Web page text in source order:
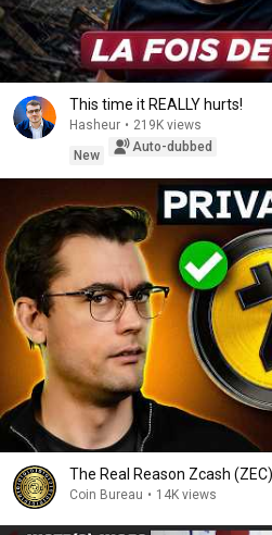
This time it REALLY hurts!
Hasheur • 219K views
New
Auto-dubbed
The Real Reason Zcash
Coin Bureau • 14K views